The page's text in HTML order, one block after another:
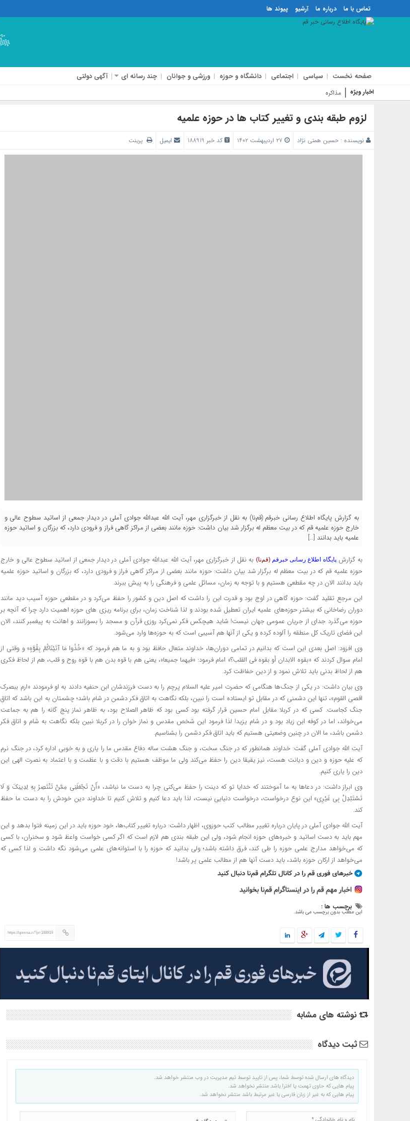
تماس با ما درباره ما آرشیو پیوند ها
صفحه نخست سیاسی اجتماعی دانشگاه و حوزه ورزشی و جوانان چند رسانه ای آگهی دولتی
اخبار ویژه مذاکره با آمریکا تأمین‌کنند
لزوم طبقه بندی و تغییر کتاب‌ ها در حوزه علمیه
نویسنده : حسین همتی نژاد کد خبر 188919 ایمیل پرینت
به گزارش پایگاه اطلاع رسانی خبرقم (قم‌نا) به نقل از خبرگزاری مهر، آیت الله عبدالله جوادی آملی در دیدار جمعی از اساتید سطوح عالی و
خارج حوزه علمیه قم که در بیت معظم له برگزار شد بیان داشت: حوزه مانند بعضی از مراکز گاهی فراز و فرودی دارد، که بزرگان و اساتید حوزه
علمیه باید بدانند […]
به گزارشپایگاه اطلاع رسانی خبرقم (قم‌نا)
به نقل از خبرگزاری مهر، آیت الله عبدالله جوادی آملی در دیدار جمعی از اساتید سطوح عالی و خارج
حوزه علمیه قم که در بیت معظم له برگزار شد بیان داشت: حوزه مانند بعضی از مراکز گاهی فراز و فرودی دارد، که بزرگان و اساتید حوزه علمیه
باید بدانند الان در چه مقطعی هستیم و با توجه به زمان، مسائل علمی و فرهنگی را به پیش ببرند.
این مرجع تقلید گفت: حوزه گاهی در اوج بود و قدرت این را داشت که اصل دین و کشور را حفظ می‌کرد و در مقطعی حوزه آسیب دید مانند
دوران رضاخانی که بیشتر حوزه‌های علمیه ایران تعطیل شده بودند و لذا شناخت زمان، برای برنامه ریزی های حوزه اهمیت دارد چرا که آنچه بر
حوزه می‌گذرد جدای از جریان عمومی جهان نیست! شاید هیچکس فکر نمی‌کرد روزی قرآن و مسجد را بسوزانند و اهانت به پیغمبر کنند، الان
این فضای تاریک کل منطقه را آلوده کرده و یکی از آنها هم آسیبی است که به حوزه‌ها وارد می‌شود.
وی افزود: اصل بعدی این است که بدانیم در تمامی دوران‌ها، خداوند متعال حافظ بود و به ما هم فرمود که «خُذُوا مَا آتَیْنَاکُمْ بِقُوَّهٍ» و وقتی از
امام سوال کردند که «بقوه الابدان أو بقوه فی القلب؟» امام فرمود: «فیهما جمیعا»، یعنی هم با قوه بدن هم با قوه روح و قلب، هم از لحاظ فکری
هم از لحاظ بدنی باید تلاش نمود و از دین حفاظت کرد.
وی بیان داشت: در یکی از جنگ‌ها هنگامی که حضرت امیر علیه السلام پرچم را به دست فرزندشان ابن حنفیه دادند به او فرمودند «ارم ببصرک
اقصی القوم»، تنها این دشمنی که در مقابل تو ایستاده است را نبین، بلکه نگاهت به اتاق فکر دشمن در شام باشد؛ چشمتان به این باشد که اتاق
جنگ کجاست. کسی که در کربلا مقابل امام حسین قرار گرفته بود کسی بود که ظاهر الصلاح بود، به ظاهر نماز پنج گانه را هم به جماعت
می‌خواند، اما در کوفه ابن زیاد بود و در شام یزید! لذا فرمود این شخص مقدس و نماز خوان را در کربلانبین بلکه نگاهت به شام و اتاق فکر
دشمن باشد، ما الان در چنین وضعیتی هستیم که باید اتاق فکر دشمن را بشناسیم.
آیت الله جوادی آملی گفت: خداوند همانطور که در جنگ سخت، و جنگ هشت ساله دفاع مقدس ما را یاری و به خوبی اداره کرد، در جنگ نرم
که علیه حوزه و دین و دیانت هست، نیز یقیقا دین را حفظ می‌کند ولی ما موظف هستیم با دقت و با عظمت و با اعتماد به نصرت الهی این
دین را یاری کنیم.
وی ابراز داشت: در دعاها به ما آموختند که خدایا تو که دینت را حفظ می‌کنی چرا به دست ما نباشد، «أَنْ تَجْعَلَنِی مِمَّنْ تَنْتَصِرُ بِهِلِدِینِکَ وَلَا
تَسْتَبْدِلْ بِی غَیْرِی» این نوع درخواست، درخواست دنیایی نیست، لذا باید دعا کنیم و تلاش کنیم تا خداوند دین خودش را به دست ما حفظ
کند.
آیت الله جوادی آملی در پایان درباره تغییر مطالب کتب حوزوی، اظهار داشت: درباره تغییر کتاب‌ها، خود حوزه باید در این زمینه فتوا بدهد و این
مهم باید به دست اساتید و خبره‌های حوزه انجام شود، ولی این طبقه بندی هم لازم است که اگر کسی خواست واعظ شود و سخنران، با کسی
که می‌خواهد مدارج علمی حوزه را طی کند، فرق داشته باشد؛ ولی بدانید که حوزه را با استوانه‌های علمی می‌شود نگه داشت و لذا کسی که
می‌خواهد از ارکان حوزه باشد، باید دست آنها هم از مطالب علمی پر باشد!
برچسب ها :
این مطلب بدون برچسب می باشد.
https://qomna.ir/?p=188919
نوشته های مشابه
ثبت دیدگاه
دیدگاه های ارسال شده توسط شما، پس از تایید توسط تیم مدیریت در وب منتشر خواهد شد.
پیام هایی که حاوی تهمت یا افترا باشد منتشر نخواهد شد.
پیام هایی که به غیر از زبان فارسی یا غیر مرتبط باشد منتشر نخواهد شد.